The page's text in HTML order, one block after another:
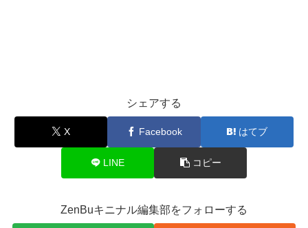
シェアする
X Facebook はてブ
LINE コピー
ZenBuキニナル編集部をフォローする